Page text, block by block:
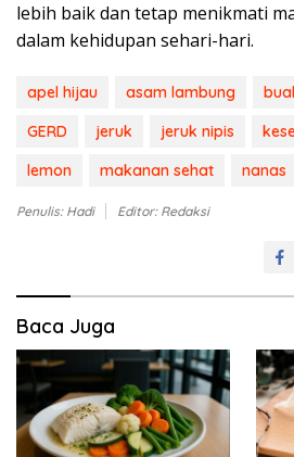
lebih baik dan tetap menikmati
dalam kehidupan sehari-hari.
apel hijau asam lambung
GERD
jeruk jeruk nipis
lemon
makanan sehat nanas
Penulis: Hadi Editor: Redaksi
Baca Juga